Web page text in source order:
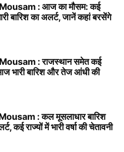
: आज का मौसम: कई
बारिश का अलर्ट, जानें कहां बरसेंगे
: राजस्थान समेत कई
भारी बारिश और तेज आंधी की
: कल मूसलाधार बारिश
कई राज्यों में भारी वर्षा की चेतावनी